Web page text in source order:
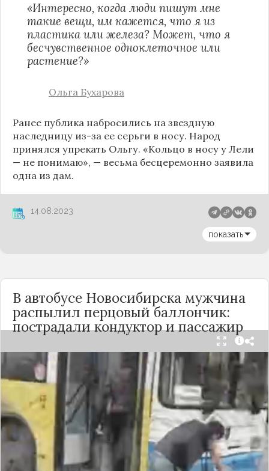
«Интересно, когда люди пишут мне
такие вещи, им кажется, что я из
пластика или железа? Может, что я
бесчувственное одноклеточное или
растение?»
Ольга Бухарова
Ранее публика набросились на звездную
наследницу из-за ее серьги в носу. Народ
принялся упрекать Ольгу. «Кольцо в носу у Лели
— не понимаю», — весьма бесцеремонно заявила
одна из дам.
14.08.2023
показать
В автобусе Новосибирска мужчина
распылил перцовый баллончик:
пострадали кондуктор и пассажир
Вечером 24 сентября в салоне автобуса маршрута
№18 в Новосибирске произошёл инцидент с
применением перцового баллончика. Как
сообщили очевидцы в
Telegram-канале
«Инцидент Новосибирск», неизвестный
мужчина с бородой сначала вступил в перепалку
с кондуктором, затем поссорился с другими
пассажирами. В ходе конфликта он достал
газовый баллончик и распылил его в салоне.